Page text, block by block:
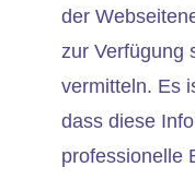
der
zur Verfügung
vermitteln. Es
dass diese
professionelle